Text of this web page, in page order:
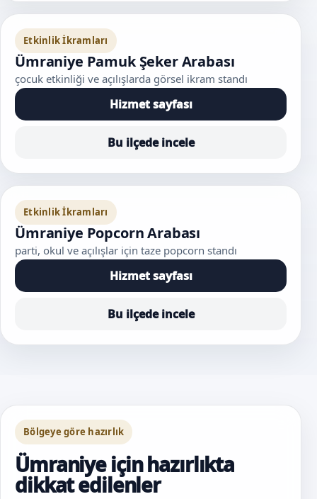
Etkinlik İkramları
Ümraniye Pamuk Şeker Arabası
çocuk etkinliği ve açılışlarda görsel ikram standı
Hizmet sayfası
Bu ilçede incele
Etkinlik İkramları
Ümraniye Popcorn Arabası
parti, okul ve açılışlar için taze popcorn standı
Hizmet sayfası
Bu ilçede incele
Bölgeye göre hazırlık
Ümraniye için hazırlıkta
dikkat edilenler